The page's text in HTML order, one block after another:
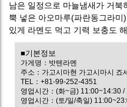
남은 일정으로 마늘냄새가 거
뿍 넣은 아오마루(파란동그라
있게 라멘도 먹고 기력 보충도 해
■기본정보
가게명：밧텐라멘
주소：가고시마현 가고시마시
TEL：+81-99-252-4351
영업시간：(화~금) 11:00~14:30
영업시간：(토/일/축일)